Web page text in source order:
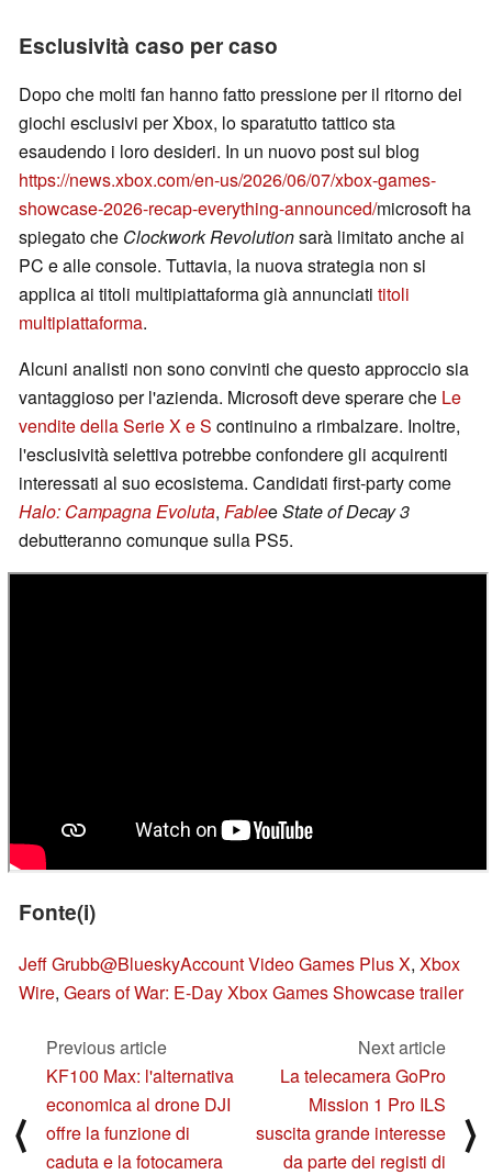
Esclusività caso per caso
Dopo che molti fan hanno fatto pressione per il ritorno dei
giochi esclusivi per Xbox, lo sparatutto tattico sta
esaudendo i loro desideri. In un nuovo post sul blog
https://news.xbox.com/en-us/2026/06/07/xbox-games-
showcase-2026-recap-everything-announced/microsoft ha
spiegato che Clockwork Revolutionsarà limitato anche ai
PC e alle console. Tuttavia, la nuova strategia non si
applica ai titoli multipiattaforma già annunciati titoli
multipiattaforma.
Alcuni analisti non sono convinti che questo approccio sia
vantaggioso per l'azienda. Microsoft deve sperare che Le
vendite della Serie X e S continuino a rimbalzare. Inoltre,
l'esclusività selettiva potrebbe confondere gli acquirenti
interessati al suo ecosistema. Candidati first-party come
Halo: Campagna Evoluta, FableeState of Decay 3
debutteranno comunque sulla PS5.
Fonte(i)
Jeff Grubb@BlueskyAccount Video Games Plus X, Xbox
Wire, Gears of War: E-Day Xbox Games Showcase trailer
⟨
Previous article
KF100 Max: l'alternativa
economica al drone DJI
offre la funzione di
caduta e la fotocamera
Next article
La telecamera GoPro
Mission 1 Pro ILS
suscita grande interesse
da parte dei registi di
⟩